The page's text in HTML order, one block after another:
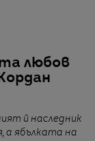
любов
й наследник
а ябълката на